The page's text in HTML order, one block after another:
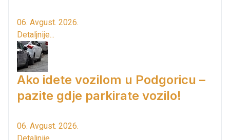
06. Avgust. 2026.
Detaljnije...
Ako idete vozilom u Podgoricu –
pazite gdje parkirate vozilo!
06. Avgust. 2026.
Detaljnije...